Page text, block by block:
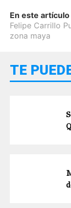
En este artículo
Felipe Carrillo
zona maya
TE